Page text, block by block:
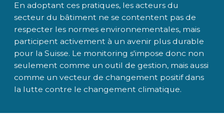
En adoptant ces pratiques, les acteurs du
secteur du bâtiment ne se contentent pas de
respecter les normes environnementales, mais
participent activement à un avenir plus durable
pour la Suisse. Le monitoring s'impose donc non
seulement comme un outil de gestion, mais aussi
comme un vecteur de changement positif dans
la lutte contre le changement climatique.